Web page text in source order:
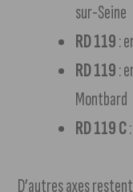
sur-Seine
RD 119:
RD 119:
Montbard
RD 119 C
D’autres axes